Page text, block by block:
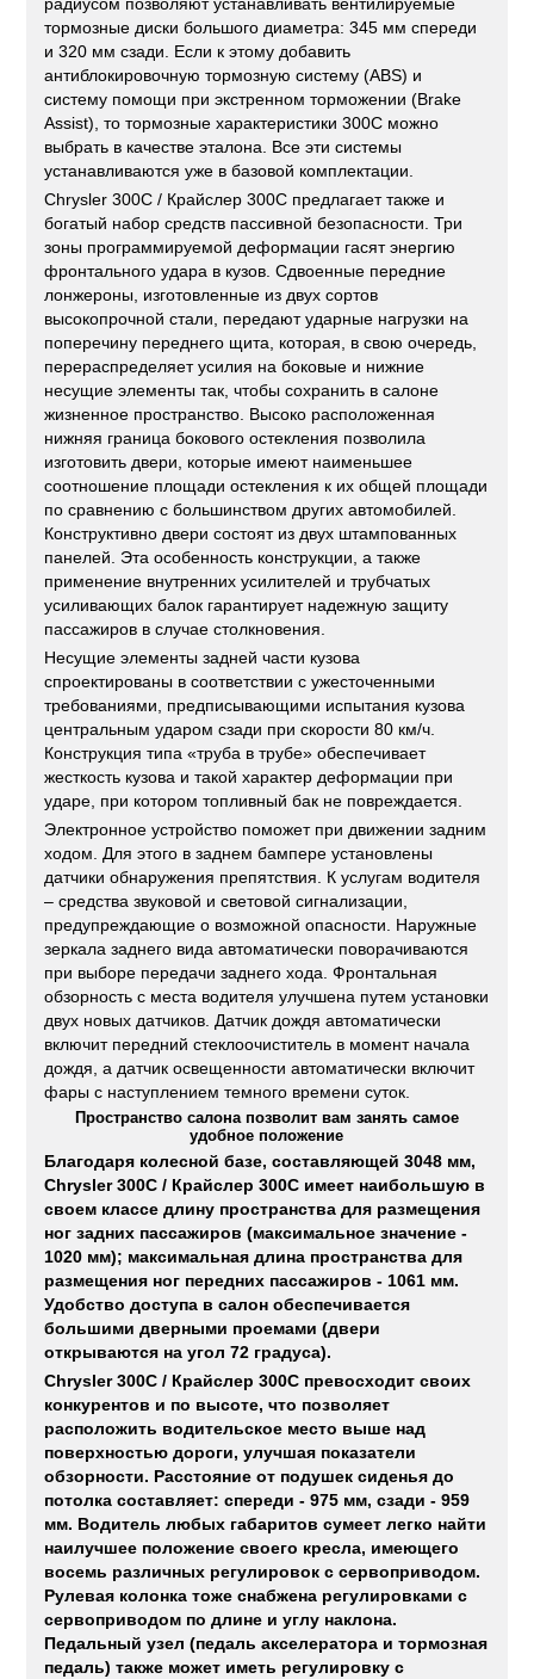
радиусом позволяют устанавливать вентилируемые
тормозные диски большого диаметра: 345 мм спереди
и 320 мм сзади. Если к этому добавить
антиблокировочную тормозную систему (ABS) и
систему помощи при экстренном торможении (Brake
Assist), то тормозные характеристики 300C можно
выбрать в качестве эталона. Все эти системы
устанавливаются уже в базовой комплектации.
Chrysler 300C / Крайслер 300С предлагает также и
богатый набор средств пассивной безопасности. Три
зоны программируемой деформации гасят энергию
фронтального удара в кузов. Сдвоенные передние
лонжероны, изготовленные из двух сортов
высокопрочной стали, передают ударные нагрузки на
поперечину переднего щита, которая, в свою очередь,
перераспределяет усилия на боковые и нижние
несущие элементы так, чтобы сохранить в салоне
жизненное пространство. Высоко расположенная
нижняя граница бокового остекления позволила
изготовить двери, которые имеют наименьшее
соотношение площади остекления к их общей площади
по сравнению с большинством других автомобилей.
Конструктивно двери состоят из двух штампованных
панелей. Эта особенность конструкции, а также
применение внутренних усилителей и трубчатых
усиливающих балок гарантирует надежную защиту
пассажиров в случае столкновения.
Несущие элементы задней части кузова
спроектированы в соответствии с ужесточенными
требованиями, предписывающими испытания кузова
центральным ударом сзади при скорости 80 км/ч.
Конструкция типа «труба в трубе» обеспечивает
жесткость кузова и такой характер деформации при
ударе, при котором топливный бак не повреждается.
Электронное устройство поможет при движении задним
ходом. Для этого в заднем бампере установлены
датчики обнаружения препятствия. К услугам водителя
– средства звуковой и световой сигнализации,
предупреждающие о возможной опасности. Наружные
зеркала заднего вида автоматически поворачиваются
при выборе передачи заднего хода. Фронтальная
обзорность с места водителя улучшена путем установки
двух новых датчиков. Датчик дождя автоматически
включит передний стеклоочиститель в момент начала
дождя, а датчик освещенности автоматически включит
фары с наступлением темного времени суток.
Пространство салона позволит вам занять самое
удобное положение
Благодаря колесной базе, составляющей 3048 мм,
Chrysler 300C / Крайслер 300С имеет наибольшую в
своем классе длину пространства для размещения
ног задних пассажиров (максимальное значение -
1020 мм); максимальная длина пространства для
размещения ног передних пассажиров - 1061 мм.
Удобство доступа в салон обеспечивается
большими дверными проемами (двери
открываются на угол 72 градуса).
Chrysler 300C / Крайслер 300С превосходит своих
конкурентов и по высоте, что позволяет
расположить водительское место выше над
поверхностью дороги, улучшая показатели
обзорности. Расстояние от подушек сиденья до
потолка составляет: спереди - 975 мм, сзади - 959
мм. Водитель любых габаритов сумеет легко найти
наилучшее положение своего кресла, имеющего
восемь различных регулировок с сервоприводом.
Рулевая колонка тоже снабжена регулировками с
сервоприводом по длине и углу наклона.
Педальный узел (педаль акселератора и тормозная
педаль) также может иметь регулировку с